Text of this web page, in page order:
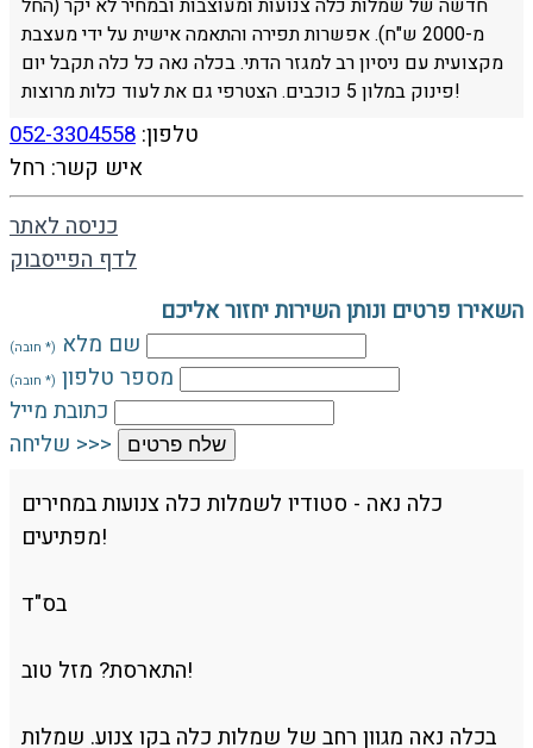
חדשה של שמלות כלה צנועות ומעוצבות ובמחיר לא יקר (החל
מ-2000 ש"ח). אפשרות תפירה והתאמה אישית על ידי מעצבת
מקצועית עם ניסיון רב למגזר הדתי. בכלה נאה כל כלה תקבל יום
פינוק במלון 5 כוכבים. הצטרפי גם את לעוד כלות מרוצות!
טלפון: 052-3304558
איש קשר: רחל
כניסה לאתר
לדף הפייסבוק
השאירו פרטים ונותן השירות יחזור אליכם
שם מלא (* חובה)
מספר טלפון (* חובה)
כתובת מייל
שליחה >>>
שלח פרטים
כלה נאה - סטודיו לשמלות כלה צנועות במחירים
מפתיעים!
בס"ד
התארסת? מזל טוב!
בכלה נאה מגוון רחב של שמלות כלה בקו צנוע. שמלות